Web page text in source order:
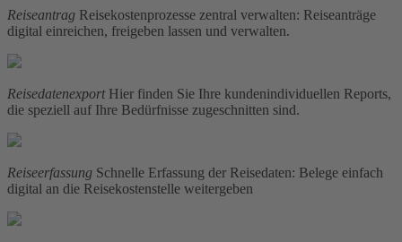
Reiseantrag Reisekostenprozesse zentral verwalten: Reiseanträge
digital einreichen, freigeben lassen und verwalten.
ReisedatenexportHier finden Sie Ihre kundenindividuellen Reports,
die speziell auf Ihre Bedürfnisse zugeschnitten sind.
Reiseerfassung Schnelle Erfassung der Reisedaten: Belege einfach
digital an die Reisekostenstelle weitergeben